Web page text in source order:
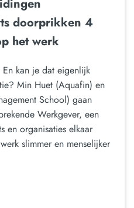
doorprikken 4
het werk
kan je dat eigenlijk
Min Huet (Aquafin) en
School) gaan
Werkgever, een
en organisaties elkaar
slimmer en menselijker